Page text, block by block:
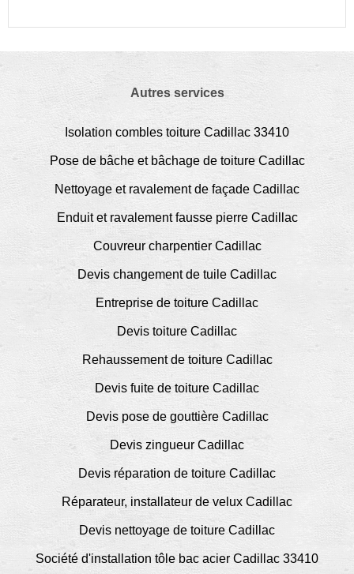
Autres services
Isolation combles toiture Cadillac 33410
Pose de bâche et bâchage de toiture Cadillac
Nettoyage et ravalement de façade Cadillac
Enduit et ravalement fausse pierre Cadillac
Couvreur charpentier Cadillac
Devis changement de tuile Cadillac
Entreprise de toiture Cadillac
Devis toiture Cadillac
Rehaussement de toiture Cadillac
Devis fuite de toiture Cadillac
Devis pose de gouttière Cadillac
Devis zingueur Cadillac
Devis réparation de toiture Cadillac
Réparateur, installateur de velux Cadillac
Devis nettoyage de toiture Cadillac
Société d'installation tôle bac acier Cadillac 33410